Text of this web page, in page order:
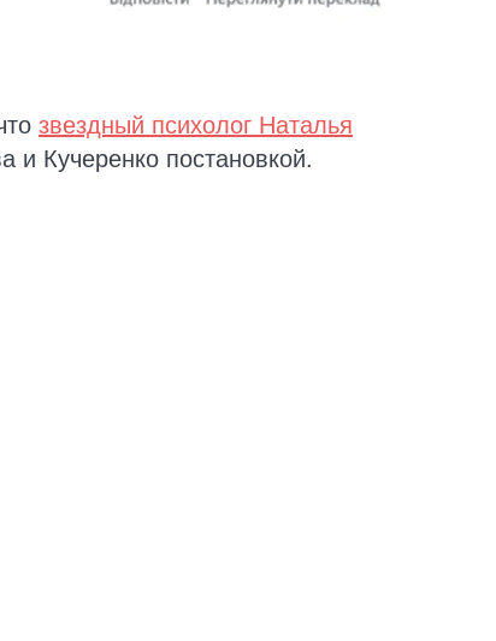
звездный психолог Наталья
и Кучеренко постановкой.